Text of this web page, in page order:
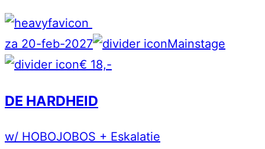
za 20-feb-2027
Mainstage
€ 18,-
DE HARDHEID
w/ HOBOJOBOS + Eskalatie